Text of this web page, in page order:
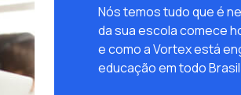
Nós temos tudo que é
da sua escola comece
e como a Vortex está
educação em todo